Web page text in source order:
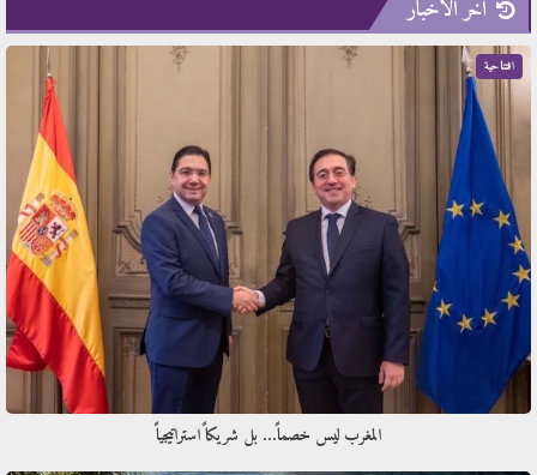
آخر الأخبار
افتتاحية
المغرب ليس خصماً… بل شريكاً استراتيجياً